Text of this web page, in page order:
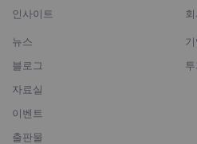
인사이트
뉴스
블로그
자료실
이벤트
출판물